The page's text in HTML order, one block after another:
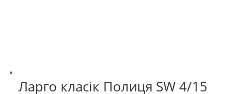
Ларго класік Полиця SW 4/15